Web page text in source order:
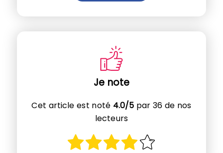
Je note
Cet article est noté 4.0/5 par 36 de nos
lecteurs